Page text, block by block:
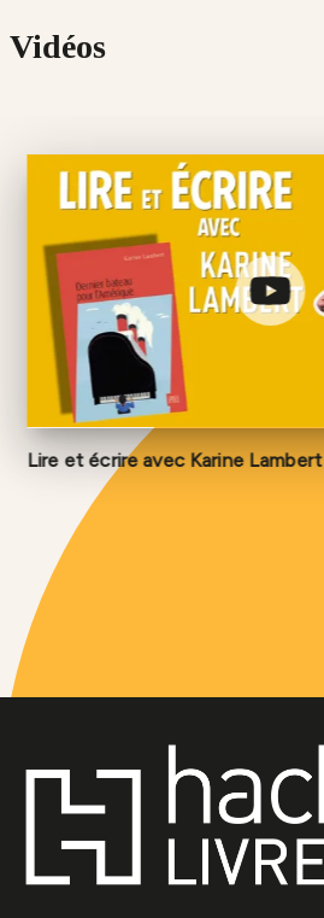
Vidéos
Lire et écrire avec Karine Lambert